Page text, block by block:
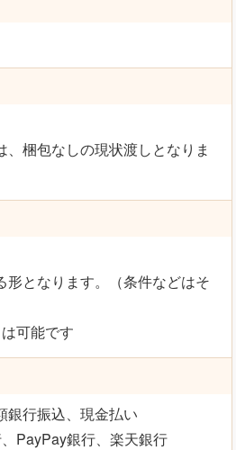
梱包なしの現状渡しとなりま
形となります。（条件などはそ
可能です
銀行振込、現金払い
PayPay銀行、楽天銀行